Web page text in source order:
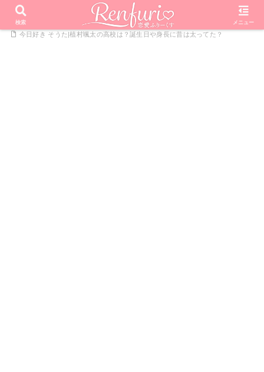
PR
ホーム 恋愛リアリティーショー
今日好きになりました
今日好き そうた|植村颯太の高校は？誕生日や身長に昔は太ってた？
検索 メニュー